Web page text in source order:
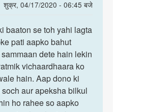
शुक्र, 04/17/2020 - 06:45 बजे
baaton se toh yahi lagta
pati aapko bahut
dete hain lekin
vichaardhaara ko
hain. Aap dono ki
aur apeksha bilkul
ho rahee so aapko